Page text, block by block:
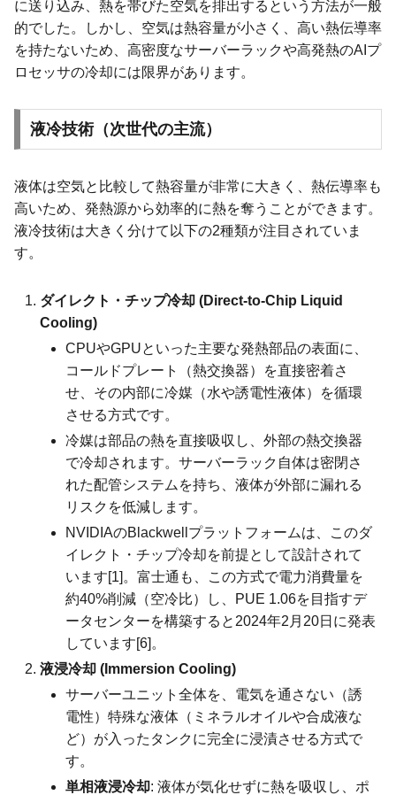
に送り込み、熱を帯びた空気を排出するという方法が一般
的でした。しかし、空気は熱容量が小さく、高い熱伝導率
を持たないため、高密度なサーバーラックや高発熱のAIプ
ロセッサの冷却には限界があります。
液冷技術（次世代の主流）
液体は空気と比較して熱容量が非常に大きく、熱伝導率も
高いため、発熱源から効率的に熱を奪うことができます。
液冷技術は大きく分けて以下の2種類が注目されていま
す。
ダイレクト・チップ冷却 (Direct-to-Chip Liquid
Cooling)
CPUやGPUといった主要な発熱部品の表面に、
コールドプレート（熱交換器）を直接密着さ
せ、その内部に冷媒（水や誘電性液体）を循環
させる方式です。
冷媒は部品の熱を直接吸収し、外部の熱交換器
で冷却されます。サーバーラック自体は密閉さ
れた配管システムを持ち、液体が外部に漏れる
リスクを低減します。
NVIDIAのBlackwellプラットフォームは、このダ
イレクト・チップ冷却を前提として設計されて
います[1]。富士通も、この方式で電力消費量を
約40%削減（空冷比）し、PUE 1.06を目指すデ
ータセンターを構築すると2024年2月20日に発表
しています[6]。
液浸冷却 (Immersion Cooling)
サーバーユニット全体を、電気を通さない（誘
電性）特殊な液体（ミネラルオイルや合成液な
ど）が入ったタンクに完全に浸漬させる方式で
す。
単相液浸冷却: 液体が気化せずに熱を吸収し、ポ